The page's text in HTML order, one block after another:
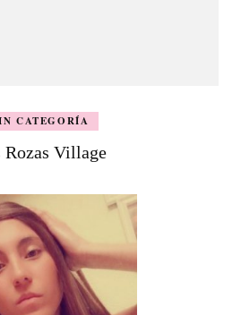
CATEGORÍA
Rozas Village